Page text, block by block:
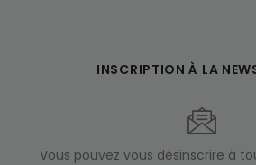
INSCRIPTION À LA
Vous pouvez vous désinscrire à